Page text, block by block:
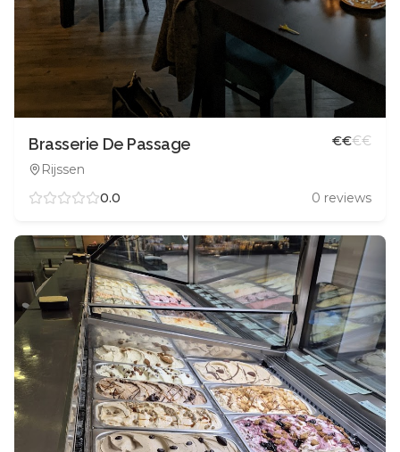
Brasserie De Passage
Rijssen
€€€€
0.0 0 reviews